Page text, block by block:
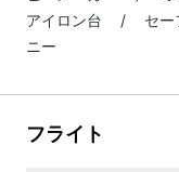
アイロン台 / セ
ニー
フライト